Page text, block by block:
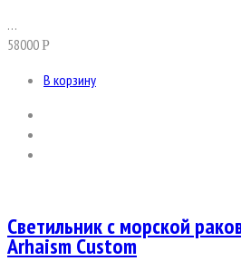
…
58000Р
В корзину
Светильник с морской
Arhaism Custom